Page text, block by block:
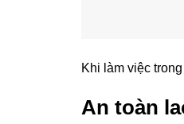
Khi làm việc
An toàn